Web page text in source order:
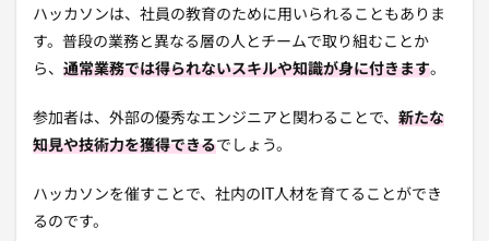
ハッカソンは、社員の教育のために用いられることもありま
す。普段の業務と異なる層の人とチームで取り組むことか
ら、 通常業務では得られないスキルや知識が身に付きます。
参加者は、外部の優秀なエンジニアと関わることで、 新たな
知見や技術力を獲得できるでしょう。
ハッカソンを催すことで、社内のIT人材を育てることができ
るのです。